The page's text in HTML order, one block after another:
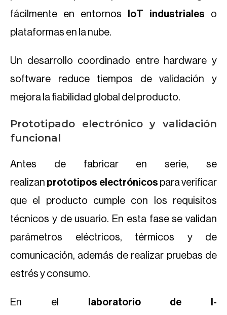
fácilmente en entornos
IoT industriales o
plataformas en la nube.
Un desarrollo coordinado entre hardware y
software reduce tiempos de validación y
mejora la fiabilidad global del producto.
Prototipado electrónico y validación
funcional
Antes de fabricar en serie, se
realizan prototipos electrónicos para verificar
que el producto cumple con los requisitos
técnicos y de usuario. En esta fase se validan
parámetros eléctricos, térmicos y de
comunicación, además de realizar pruebas de
estrés y consumo.
En el
laboratorio de I-